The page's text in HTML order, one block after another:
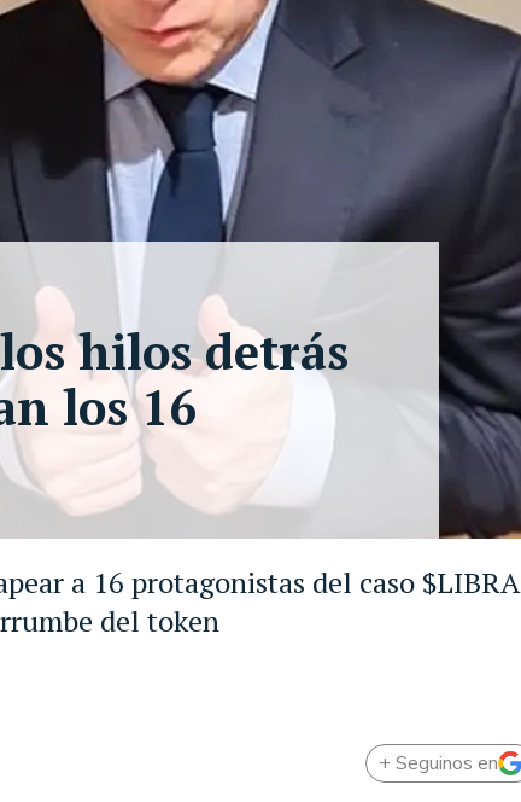
a 16 protagonistas del caso $LIBRA
del token
hilos detrás
los 16
+ Seguinos en